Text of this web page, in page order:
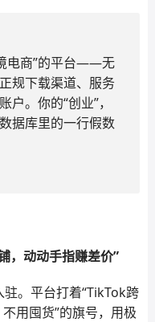
电商”的平台——无
规下载渠道、服务
。你的“创业”，
据库里的一行假数
，动动手指赚差价”
。平台打着“TikTok跨
用囤货”的旗号，用极